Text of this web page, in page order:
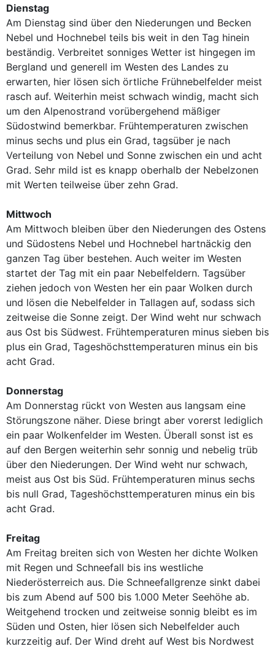
Dienstag
Am Dienstag sind über den Niederungen und Becken
Nebel und Hochnebel teils bis weit in den Tag hinein
beständig. Verbreitet sonniges Wetter ist hingegen im
Bergland und generell im Westen des Landes zu
erwarten, hier lösen sich örtliche Frühnebelfelder meist
rasch auf. Weiterhin meist schwach windig, macht sich
um den Alpenostrand vorübergehend mäßiger
Südostwind bemerkbar. Frühtemperaturen zwischen
minus sechs und plus ein Grad, tagsüber je nach
Verteilung von Nebel und Sonne zwischen ein und acht
Grad. Sehr mild ist es knapp oberhalb der Nebelzonen
mit Werten teilweise über zehn Grad.
Mittwoch
Am Mittwoch bleiben über den Niederungen des Ostens
und Südostens Nebel und Hochnebel hartnäckig den
ganzen Tag über bestehen. Auch weiter im Westen
startet der Tag mit ein paar Nebelfeldern. Tagsüber
ziehen jedoch von Westen her ein paar Wolken durch
und lösen die Nebelfelder in Tallagen auf, sodass sich
zeitweise die Sonne zeigt. Der Wind weht nur schwach
aus Ost bis Südwest. Frühtemperaturen minus sieben bis
plus ein Grad, Tageshöchsttemperaturen minus ein bis
acht Grad.
Donnerstag
Am Donnerstag rückt von Westen aus langsam eine
Störungszone näher. Diese bringt aber vorerst lediglich
ein paar Wolkenfelder im Westen. Überall sonst ist es
auf den Bergen weiterhin sehr sonnig und nebelig trüb
über den Niederungen. Der Wind weht nur schwach,
meist aus Ost bis Süd. Frühtemperaturen minus sechs
bis null Grad, Tageshöchsttemperaturen minus ein bis
acht Grad.
Freitag
Am Freitag breiten sich von Westen her dichte Wolken
mit Regen und Schneefall bis ins westliche
Niederösterreich aus. Die Schneefallgrenze sinkt dabei
bis zum Abend auf 500 bis 1.000 Meter Seehöhe ab.
Weitgehend trocken und zeitweise sonnig bleibt es im
Süden und Osten, hier lösen sich Nebelfelder auch
kurzzeitig auf. Der Wind dreht auf West bis Nordwest